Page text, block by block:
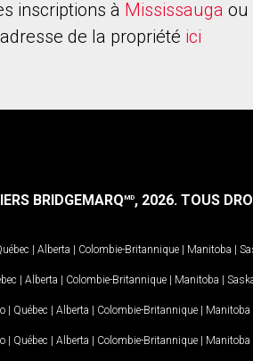
inscriptions à Mississauga ou
de la propriété ici
BRIDGEMARQMD, 2026. TOUS
| Alberta | Colombie-Britannique | Manitoba |
| Alberta | Colombie-Britannique | Manitoba |
| Québec | Alberta | Colombie-Britannique | Manitoba
| Québec | Alberta | Colombie-Britannique | Manitoba